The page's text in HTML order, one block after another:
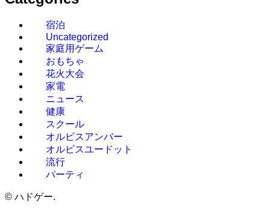
宿泊
Uncategorized
家庭用ゲーム
おもちゃ
花火大会
家電
ニュース
健康
スクール
オルビスアンバー
オルビスユードット
流行
パーティ
© ハドゲー.